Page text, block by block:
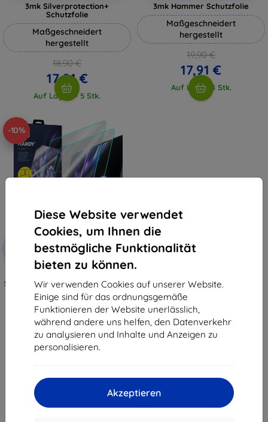
Diese Website verwendet
Cookies, um Ihnen die
bestmögliche Funktionalität
bieten zu können.
Wir verwenden Cookies auf unserer Website.
Einige sind für das ordnungsgemäße
Funktionieren der Website unerlässlich,
während andere uns helfen, den Datenverkehr
zu analysieren und Inhalte und Anzeigen zu
personalisieren.
Akzeptieren
3mk Silverprotection+
Schutzfolie
Maßgeschneidert
hergestellt
18,90 €
17,01 €
Auf Lager > 5 Stk.
3mk Hammer Schutzfolie
Maßgeschneidert
hergestellt
19,90 €
17,91 €
Auf Lager 3 Stk.
-10%
Rabatt
mit
Gutschein
EXTRA10
Schutzglas für Microsoft Surface
Pro X SQ1
24,89 €
22,41 €
Auf Lager > 5 Stk.
vom ganzen5.